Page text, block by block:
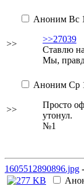
>>
Аноним Вс
>>27039
Ставлю
Мы,
>>
Аноним Ср
Просто
утонул.
№1
1605512890896.jpg